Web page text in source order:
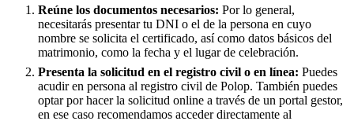
Reúne los documentos necesarios: Por lo general,
necesitarás presentar tu DNI o el de la persona en cuyo
nombre se solicita el certificado, así como datos básicos del
matrimonio, como la fecha y el lugar de celebración.
Presenta la solicitud en el registro civil o en línea: Puedes
acudir en persona al registro civil de Polop. También puedes
optar por hacer la solicitud online a través de un portal gestor,
en ese caso recomendamos acceder directamente al